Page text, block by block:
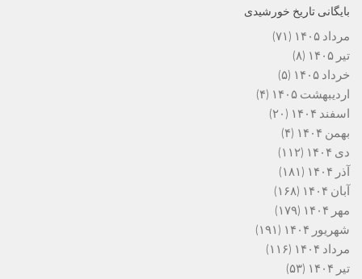
بایگانی تاریخ خورشیدی
مرداد ۱۴۰۵
(۷۱)
تیر ۱۴۰۵
(۸)
خرداد ۱۴۰۵
(۵)
اردیبهشت ۱۴۰۵
(۴)
اسفند ۱۴۰۴
(۲۰)
بهمن ۱۴۰۴
(۴)
دی ۱۴۰۴
(۱۱۲)
آذر ۱۴۰۴
(۱۸۱)
آبان ۱۴۰۴
(۱۶۸)
مهر ۱۴۰۴
(۱۷۹)
شهریور ۱۴۰۴
(۱۹۱)
مرداد ۱۴۰۴
(۱۱۶)
تیر ۱۴۰۴
(۵۳)